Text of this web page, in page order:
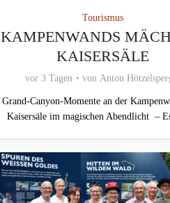
Tourismus
KAMPENWANDS
KAISERSÄLE
vor 3 Tagen von Anton
Grand-Canyon-Momente an der
Kaisersäle im magischen Abendlicht – Es